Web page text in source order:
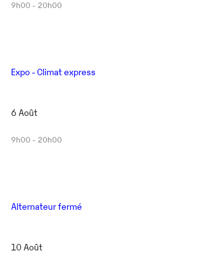
9h00 - 20h00
Expo - Climat express
6 Août
9h00 - 20h00
Alternateur fermé
10 Août